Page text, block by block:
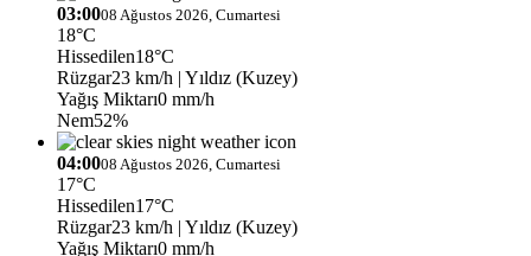
03:0008 Ağustos 2026, Cumartesi
18°C
Hissedilen18°C
Rüzgar23 km/h | Yıldız (Kuzey)
Yağış Miktarı0 mm/h
Nem52%
04:0008 Ağustos 2026, Cumartesi
17°C
Hissedilen17°C
Rüzgar23 km/h | Yıldız (Kuzey)
Yağış Miktarı0 mm/h